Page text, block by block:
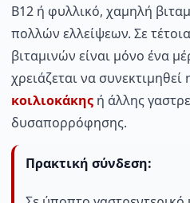
B12 ή φυλλικό, χαμηλή
πολλών ελλείψεων. Σε
βιταμινών είναι μόνο ένα
χρειάζεται να
κοιλιοκάκης ή άλλης
δυσαπορρόφησης.
Πρακτική σύνδεση: